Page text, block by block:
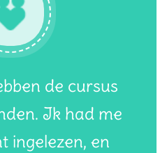
de cursus
Ik had me
ingelezen, en